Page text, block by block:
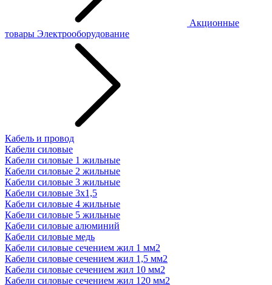
Акционные
товары Электрооборудование
Кабель и провод
Кабели силовые
Кабели силовые 1 жильные
Кабели силовые 2 жильные
Кабели силовые 3 жильные
Кабели силовые 3х1,5
Кабели силовые 4 жильные
Кабели силовые 5 жильные
Кабели силовые алюминий
Кабели силовые медь
Кабели силовые сечением жил 1 мм2
Кабели силовые сечением жил 1,5 мм2
Кабели силовые сечением жил 10 мм2
Кабели силовые сечением жил 120 мм2